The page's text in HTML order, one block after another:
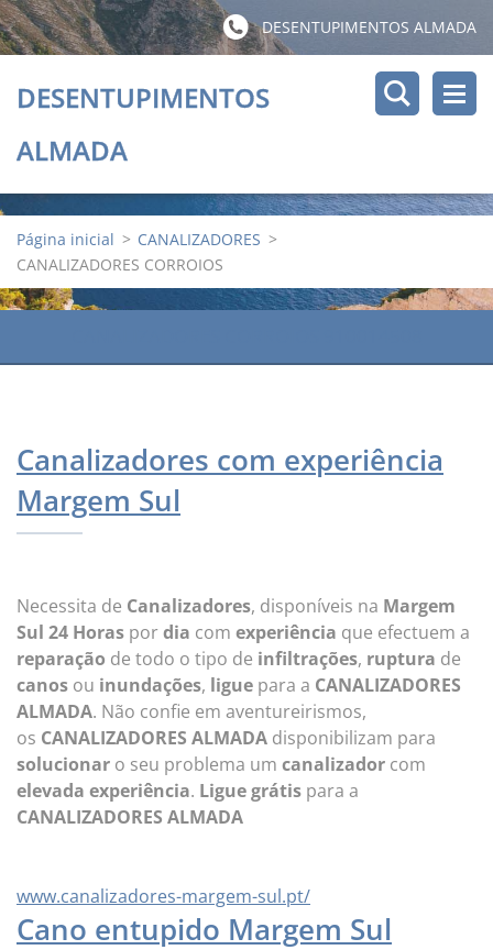
DESENTUPIMENTOS ALMADA
DESENTUPIMENTOS
ALMADA
Página inicial > CANALIZADORES >
CANALIZADORES CORROIOS
Canalizadores com experiência
Margem Sul
Necessita de Canalizadores, disponíveis na Margem
Sul 24 Horas pordia com experiência que efectuem a
reparação de todo o tipo de infiltrações, ruptura de
canos ou inundações, ligue para a CANALIZADORES
ALMADA. Não confie em aventureirismos,
os CANALIZADORES ALMADA disponibilizam para
solucionar o seu problema um canalizador com
elevada experiência. Ligue grátis para a
CANALIZADORES ALMADA
www.canalizadores-margem-sul.pt/
Cano entupido Margem Sul